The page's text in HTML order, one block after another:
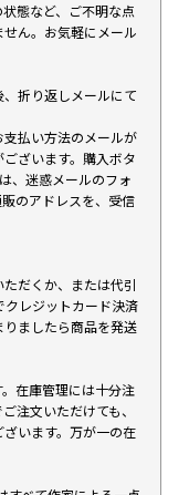
態など、ご不明な点
ん。お気軽にメール
折り返しメールにて
払い方法のメールが
ざいます。購入ボタ
、迷惑メールのフォ
のアドレスを、受信
だくか、または代引
クレジットカード決済
ましたら商品を発送
在庫管理には十分注
注文いただけても、
います。万が一の在